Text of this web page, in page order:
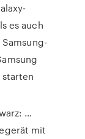
es auch
starten
…
mit